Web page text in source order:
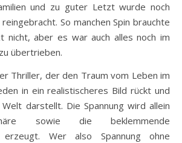
und zu guter Letzt wurde noch
So manchen Spin brauchte
nicht, aber es war auch alles noch im
übertrieben.
Thriller, der den Traum vom Leben im
in ein realistischeres Bild rückt und
darstellt. Die Spannung wird allein
sowie die beklemmende
erzeugt. Wer also Spannung ohne